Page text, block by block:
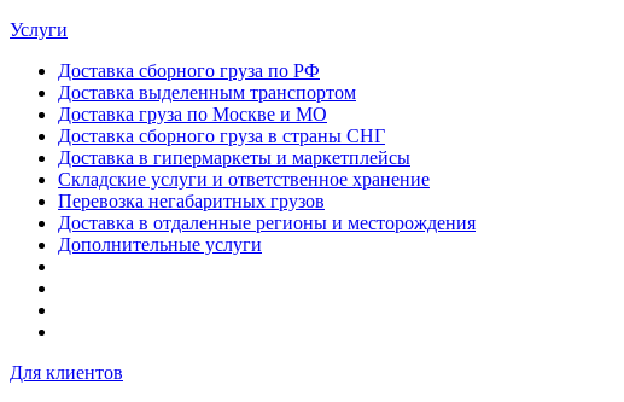
Услуги
Доставка сборного груза по РФ
Доставка выделенным транспортом
Доставка груза по Москве и МО
Доставка сборного груза в страны СНГ
Доставка в гипермаркеты и маркетплейсы
Складские услуги и ответственное хранение
Перевозка негабаритных грузов
Доставка в отдаленные регионы и месторождения
Дополнительные услуги
Для клиентов